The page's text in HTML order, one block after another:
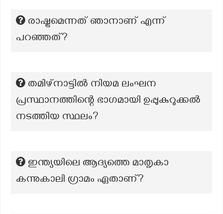
രാഷ്ട്രമെന്നത് ഞാനാണ് എന്ന്
പറഞ്ഞത്?
തമിഴ്നാട്ടിൽ നിയമ ലംഘന
പ്രസ്ഥാനത്തിന്റെ ഭാഗമായി ഉപ്പുകുറുക്കൽ
നടത്തിയ സ്ഥലം?
ഇന്ത്യയിലെ ആദ്യത്തെ മാതൃകാ
കന്നുകാലി ഗ്രാമം ഏതാണ്?